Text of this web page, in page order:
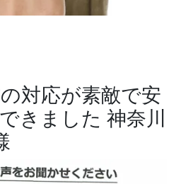
対応が素敵で安
きました 神奈川